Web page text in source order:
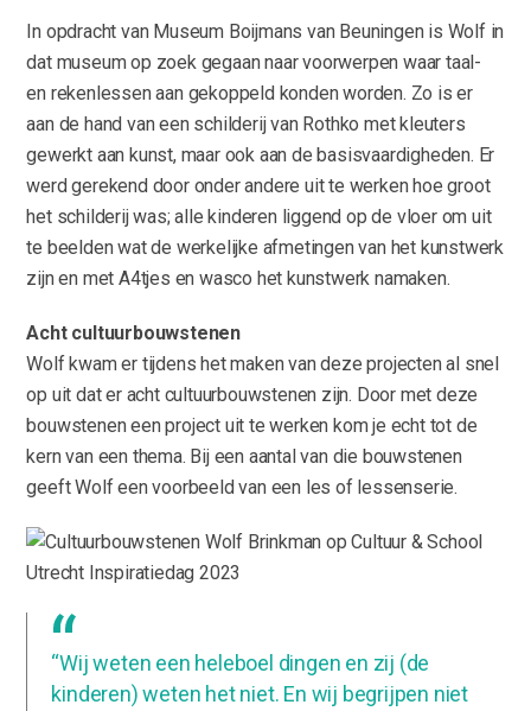
In opdracht van Museum Boijmans van Beuningen is Wolf in
dat museum op zoek gegaan naar voorwerpen waar taal-
en rekenlessen aan gekoppeld konden worden. Zo is er
aan de hand van een schilderij van Rothko met kleuters
gewerkt aan kunst, maar ook aan de basisvaardigheden. Er
werd gerekend door onder andere uit te werken hoe groot
het schilderij was; alle kinderen liggend op de vloer om uit
te beelden wat de werkelijke afmetingen van het kunstwerk
zijn en met A4tjes en wasco het kunstwerk namaken.
Acht cultuurbouwstenen
Wolf kwam er tijdens het maken van deze projecten al snel
op uit dat er acht cultuurbouwstenen zijn. Door met deze
bouwstenen een project uit te werken kom je echt tot de
kern van een thema. Bij een aantal van die bouwstenen
geeft Wolf een voorbeeld van een les of lessenserie.
“Wij weten een heleboel dingen en zij (de
kinderen) weten het niet. En wij begrijpen niet